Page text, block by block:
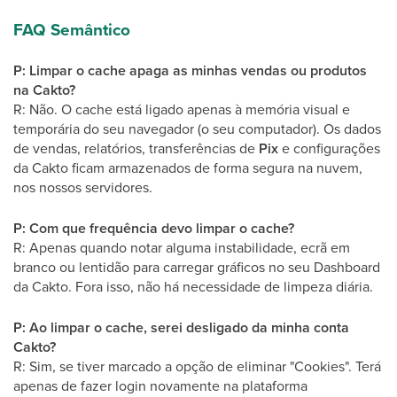
FAQ Semântico
P: Limpar o cache apaga as minhas vendas ou produtos
na Cakto?
R: Não. O cache está ligado apenas à memória visual e
temporária do seu navegador (o seu computador). Os dados
de vendas, relatórios, transferências de Pixe configurações
da Cakto ficam armazenados de forma segura na nuvem,
nos nossos servidores.
P: Com que frequência devo limpar o cache?
R: Apenas quando notar alguma instabilidade, ecrã em
branco ou lentidão para carregar gráficos no seu Dashboard
da Cakto. Fora isso, não há necessidade de limpeza diária.
P: Ao limpar o cache, serei desligado da minha conta
Cakto?
R: Sim, se tiver marcado a opção de eliminar "Cookies". Terá
apenas de fazer login novamente na plataforma